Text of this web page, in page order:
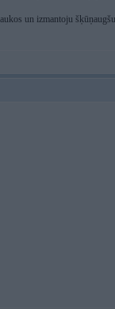
un izmantoju